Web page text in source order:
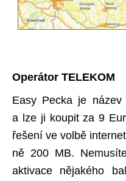
Operátor TELEKOM
Easy Pecka je název
a lze ji koupit za 9
řešení ve volbě
ně 200 MB.
aktivace nějakého